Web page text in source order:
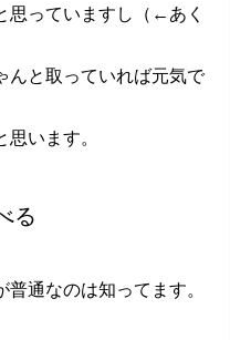
思っていますし（←あく
んと取っていれば元気で
います。
る
通なのは知ってます。